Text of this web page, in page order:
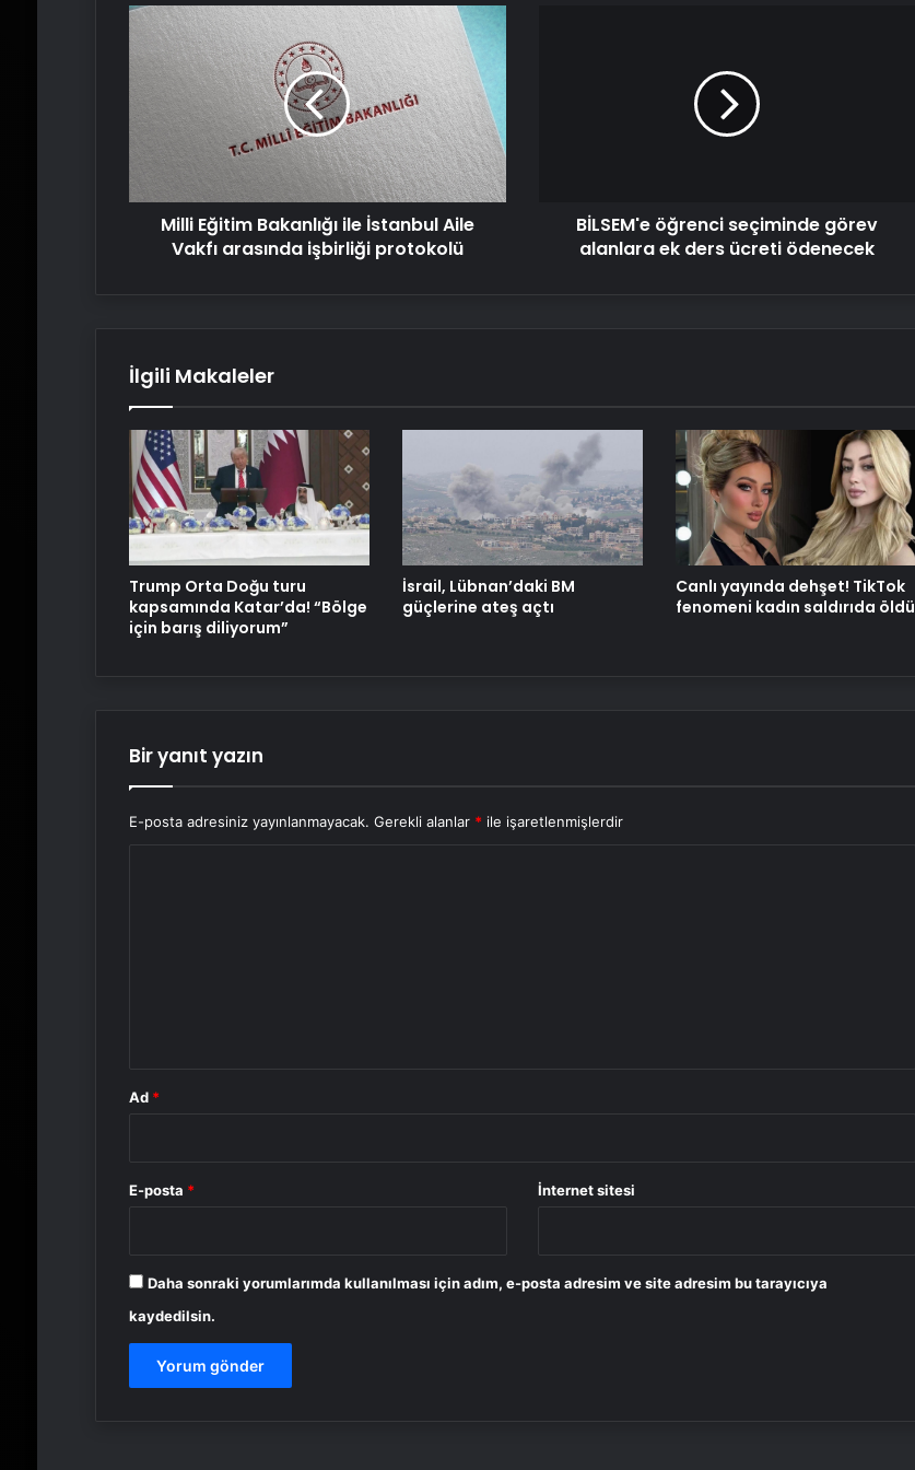
Serjoy : Dijital Medya Ajansı, Google
UETDS Nedir ? Uetds.com İle Akıllı
Dijital Taşımacılık Yazılımı
Hizmetleri
The Washington Post yazdı:
Trump’ın Orta Doğu turu, Erdoğan
için büyük bir hafta
Milli
Eğitim
Bakanlığı
işbirliği
protokolü
Milli Eğitim Bakanlığı ile İstanbul Aile
Vakfı arasında işbirliği protokolü
BİLSEM'e öğrenci seçiminde görev
alanlara ek ders ücreti ödenecek
İlgili Makaleler
Trump Orta Doğu turu
kapsamında Katar’da! “Bölge
için barış diliyorum”
İsrail, Lübnan’daki BM
güçlerine ateş açtı
Canlı yayında dehşet! TikTok
fenomeni kadın saldırıda öldü
Bir yanıt yazın
E-posta adresiniz yayınlanmayacak. Gerekli alanlar * ile işaretlenmişlerdir
Ad *
E-posta * İnternet sitesi
Daha sonraki yorumlarımda kullanılması için adım, e-posta adresim ve site adresim bu tarayıcıya
kaydedilsin.